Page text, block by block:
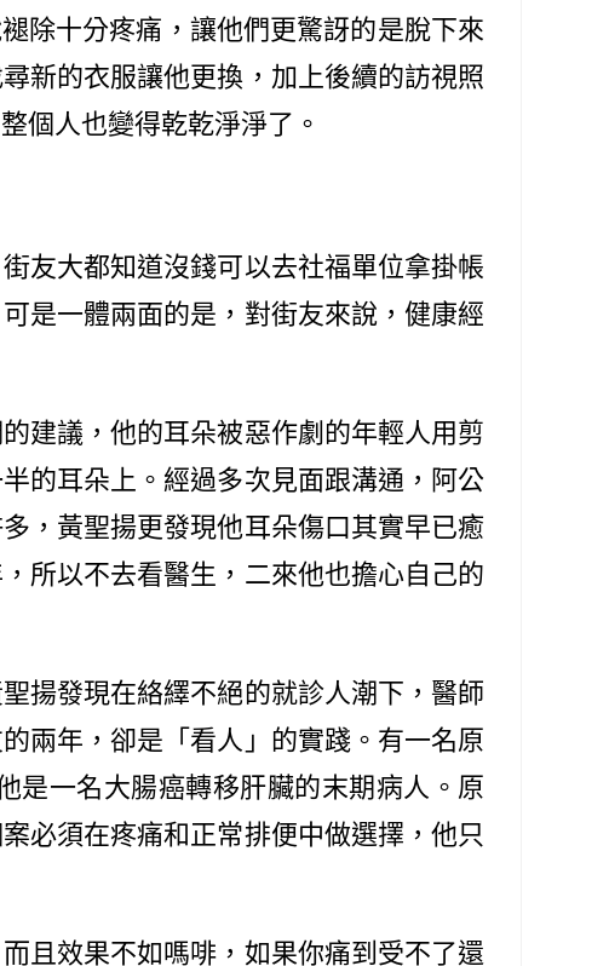
除十分疼痛，讓他們更驚訝的是脫下來
新的衣服讓他更換，加上後續的訪視照
個人也變得乾乾淨淨了。
友大都知道沒錢可以去社福單位拿掛帳
是一體兩面的是，對街友來說，健康經
建議，他的耳朵被惡作劇的年輕人用剪
的耳朵上。經過多次見面跟溝通，阿公
，黃聖揚更發現他耳朵傷口其實早已癒
所以不去看醫生，二來他也擔心自己的
揚發現在絡繹不絕的就診人潮下，醫師
兩年，卻是「看人」的實踐。有一名原
是一名大腸癌轉移肝臟的末期病人。原
必須在疼痛和正常排便中做選擇，他只
且效果不如嗎啡，如果你痛到受不了還